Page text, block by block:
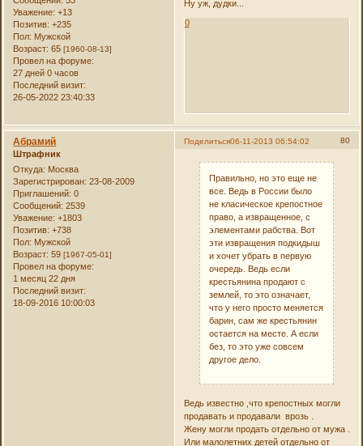
Уважение: +13
Позитив: +235
Пол: Мужской
Возраст: 65[1960-08-13]
Провел на форуме:
27 дней 0 часов
Последний визит:
26-05-2022 23:40:33
Ну уж, дудки...
0
Поделиться 80
06-11-2013 06:54:02
Абрамий
Штрафник
Откуда: Москва
Зарегистрирован: 23-08-2009
Приглашений: 0
Сообщений: 2539
Уважение: +1803
Позитив: +738
Пол: Мужской
Возраст: 59[1967-05-01]
Провел на форуме:
1 месяц 22 дня
Последний визит:
18-09-2016 10:00:03
Правильно, но это еще не
все. Ведь в России было
не класическое крепостное
право, а извращенное, с
элементами рабства. Вот
эти извращения подкидыш
и хочет убрать в первую
очередь. Ведь если
крестьянина продают с
землей, то это означает,
что у него просто меняется
барин, сам же крестьянин
остается на месте. А если
без, то это уже совсем
другое дело.
Ведь известно ,что крепостных могли
продавать и продавали врозь .
Жену могли продать отдельно от мужа .
Или малолетних детей отдельно от